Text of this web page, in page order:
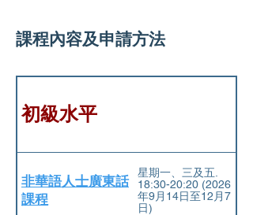
課程內容及申請方法
初級水平
非華語人士廣東話
課程
星期一、三及五.
18:30-20:20 (2026
年9⽉14⽇⾄12⽉7
⽇)